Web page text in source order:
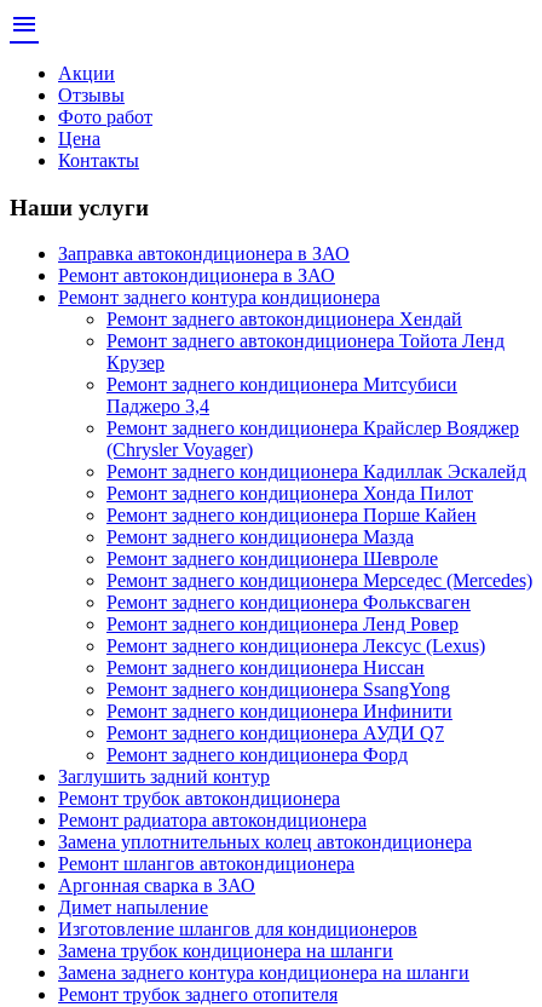
menu
Акции
Отзывы
Фото работ
Цена
Контакты
Наши услуги
Заправка автокондиционера в ЗАО
Ремонт автокондиционера в ЗАО
Ремонт заднего контура кондиционера
Ремонт заднего автокондиционера Хендай
Ремонт заднего автокондиционера Тойота Ленд
Крузер
Ремонт заднего кондиционера Митсубиси
Паджеро 3,4
Ремонт заднего кондиционера Крайслер Вояджер
(Chrysler Voyager)
Ремонт заднего кондиционера Кадиллак Эскалейд
Ремонт заднего кондиционера Хонда Пилот
Ремонт заднего кондиционера Порше Кайен
Ремонт заднего кондиционера Мазда
Ремонт заднего кондиционера Шевроле
Ремонт заднего кондиционера Мерседес (Mercedes)
Ремонт заднего кондиционера Фольксваген
Ремонт заднего кондиционера Ленд Ровер
Ремонт заднего кондиционера Лексус (Lexus)
Ремонт заднего кондиционера Ниссан
Ремонт заднего кондиционера SsangYong
Ремонт заднего кондиционера Инфинити
Ремонт заднего кондиционера АУДИ Q7
Ремонт заднего кондиционера Форд
Заглушить задний контур
Ремонт трубок автокондиционера
Ремонт радиатора автокондиционера
Замена уплотнительных колец автокондиционера
Ремонт шлангов автокондиционера
Аргонная сварка в ЗАО
Димет напыление
Изготовление шлангов для кондиционеров
Замена трубок кондиционера на шланги
Замена заднего контура кондиционера на шланги
Ремонт трубок заднего отопителя